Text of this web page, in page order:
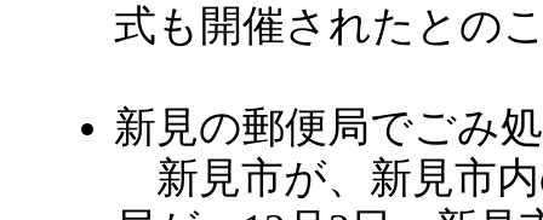
式も開催されたとの
新見の郵便局でごみ
新見市が、新見市